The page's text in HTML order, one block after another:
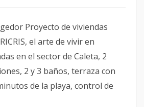
Proyecto de viviendas
el arte de vivir en
en el sector de Caleta, 2
2 y 3 baños, terraza con
de la playa, control de